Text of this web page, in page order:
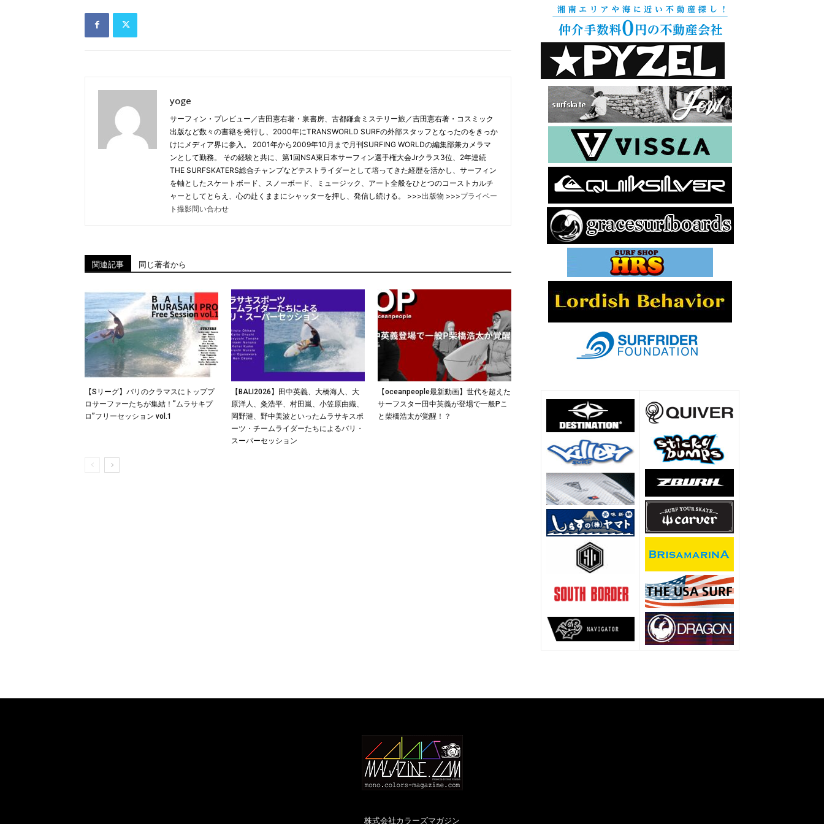
yoge
サーフィン・プレビュー／吉田憲右著・泉書房、古都鎌倉ミステリー旅／吉田憲右著・コスミック
出版など数々の書籍を発行し、2000年にTRANSWORLD SURFの外部スタッフとなったのをきっか
けにメディア界に参入。 2001年から2009年10月まで月刊SURFING WORLDの編集部兼カメラマ
ンとして勤務。 その経験と共に、第1回NSA東日本サーフィン選手権大会Jrクラス3位、2年連続
THE SURFSKATERS総合チャンプなどテストライダーとして培ってきた経歴を活かし、サーフィン
を軸としたスケートボード、スノーボード、ミュージック、アート全般をひとつのコーストカルチ
ャーとしてとらえ、心の赴くままにシャッターを押し、発信し続ける。 >>>出版物 >>>プライベー
ト撮影問い合わせ
関連記事 同じ著者から
【Sリーグ】バリのクラマスにトッププ
ロサーファーたちが集結！”ムラサキプ
ロ”フリーセッション vol.1
【BALI2026】田中英義、大橋海人、大
原洋人、粂浩平、村田嵐、小笠原由織、
岡野漣、野中美波といったムラサキスポ
ーツ・チームライダーたちによるバリ・
スーパーセッション
【oceanpeople最新動画】世代を超えた
サーフスター田中英義が登場で一般Pこ
と柴橋浩太が覚醒！？
株式会社カラーズマガジン